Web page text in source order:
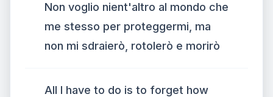
Non voglio nient'altro al mondo che
me stesso per proteggermi, ma
non mi sdraierò, rotolerò e morirò
All I have to do is to forget how